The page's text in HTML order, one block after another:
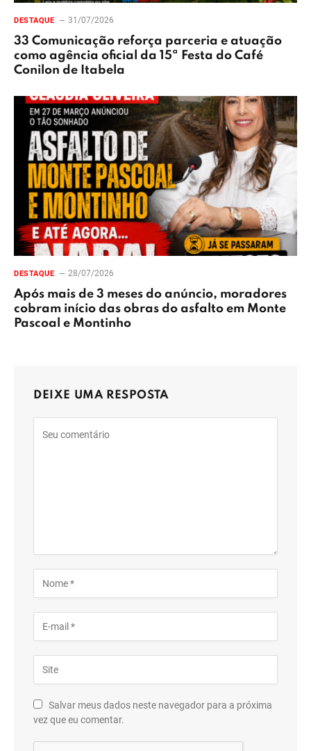
DESTAQUE 31/07/2026
33 Comunicação reforça parceria e atuação
como agência oficial da 15ª Festa do Café
Conilon de Itabela
DESTAQUE 28/07/2026
Após mais de 3 meses do anúncio, moradores
cobram início das obras do asfalto em Monte
Pascoal e Montinho
DEIXE UMA RESPOSTA
Salvar meus dados neste navegador para a próxima
vez que eu comentar.